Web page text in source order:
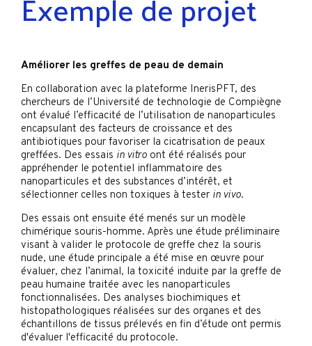
Améliorer les greffes de peau de demain
En collaboration avec la plateforme InerisPFT, des
chercheurs de l’Université de technologie de Compiègne
ont évalué l’efficacité de l’utilisation de nanoparticules
encapsulant des facteurs de croissance et des
antibiotiques pour favoriser la cicatrisation de peaux
greffées. Des essais in vitro ont été réalisés pour
appréhender le potentiel inflammatoire des
nanoparticules et des substances d’intérêt, et
sélectionner celles non toxiques à tester in vivo.
Des essais ont ensuite été menés sur un modèle
chimérique souris-homme. Après une étude préliminaire
visant à valider le protocole de greffe chez la souris
nude, une étude principale a été mise en œuvre pour
évaluer, chez l’animal, la toxicité induite par la greffe de
peau humaine traitée avec les nanoparticules
fonctionnalisées. Des analyses biochimiques et
histopathologiques réalisées sur des organes et des
échantillons de tissus prélevés en fin d’étude ont permis
d'évaluer l'efficacité du protocole.